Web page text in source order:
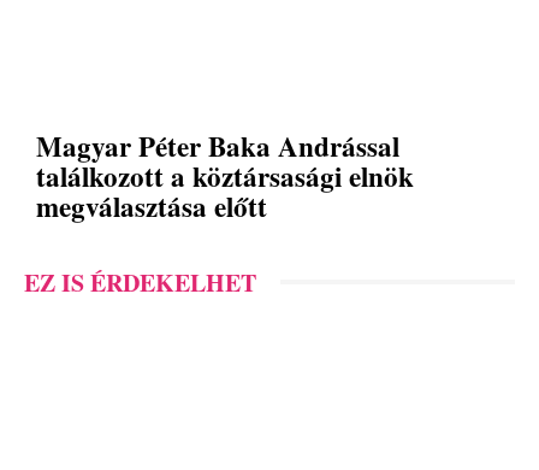
Magyar Péter Baka Andrással
találkozott a köztársasági elnök
megválasztása előtt
EZ IS ÉRDEKELHET